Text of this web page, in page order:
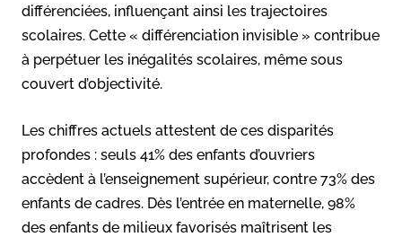
différenciées, influençant ainsi les trajectoires
scolaires. Cette « différenciation invisible » contribue
à perpétuer les inégalités scolaires, même sous
couvert d’objectivité.
Les chiffres actuels attestent de ces disparités
profondes : seuls 41% des enfants d’ouvriers
accèdent à l’enseignement supérieur, contre 73% des
enfants de cadres. Dès l’entrée en maternelle, 98%
des enfants de milieux favorisés maîtrisent les